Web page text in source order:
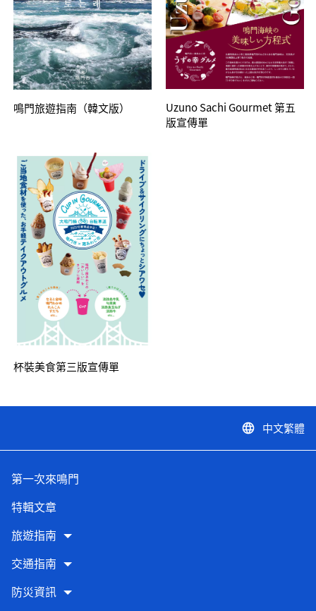
鳴門旅遊指南（韓文版）
Uzuno Sachi Gourmet 第五
版宣傳單
杯裝美食第三版宣傳單
language 中文繁體
第一次來鳴門
特輯文章
旅遊指南
交通指南
防災資訊